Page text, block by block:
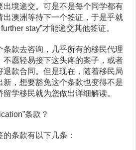
出境递交。可是不是每个同学都有
出澳洲等待下一个签证，于是乎就
stay”才能递交其他签证。
条款去咨询，几乎所有的移民代理
不愿轻易接下这头疼的案子，或者
退款合同。但是现在，随着移民局
新，想要豁免这个条款也变得不是
学移民就为您做出详细解读。
条款？
条款有以下几条：